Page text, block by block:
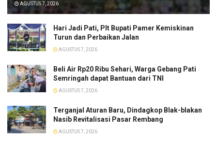
AGUSTUS 7, 2026
​Hari Jadi Pati, Plt Bupati Pamer Kemiskinan
Turun dan Perbaikan Jalan
AGUSTUS 7, 2026
Beli Air Rp20 Ribu Sehari, Warga Gebang Pati
Semringah dapat Bantuan dari TNI
AGUSTUS 7, 2026
Terganjal Aturan Baru, Dindagkop Blak-blakan
Nasib Revitalisasi Pasar Rembang
AGUSTUS 7, 2026